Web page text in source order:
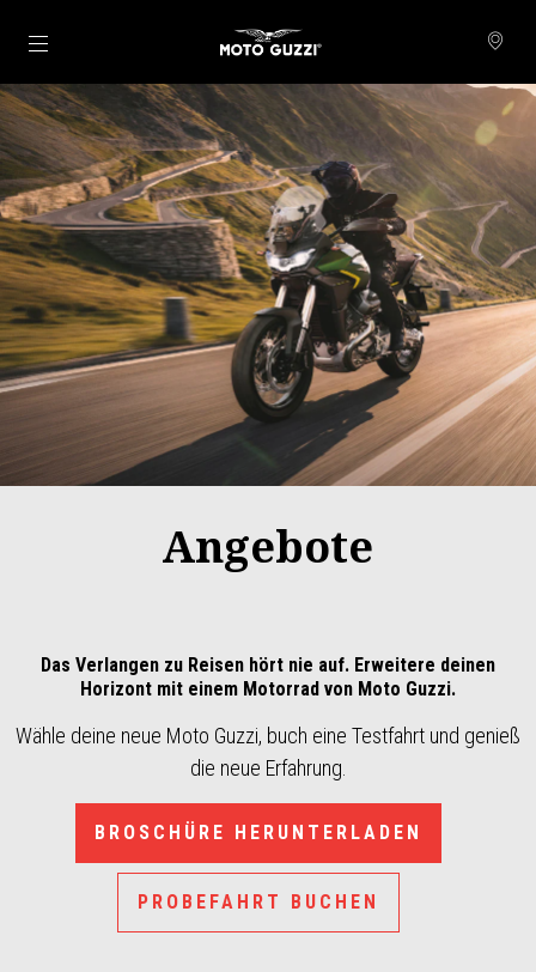
zurück zum Hauptinhalt
Angebote
Das Verlangen zu Reisen hört nie auf. Erweitere deinen
Horizont mit einem Motorrad von Moto Guzzi.
Wähle deine neue Moto Guzzi, buch eine Testfahrt und genieß
die neue Erfahrung.
BROSCHÜRE HERUNTERLADEN
PROBEFAHRT BUCHEN